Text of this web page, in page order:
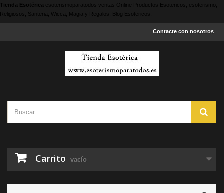
Tienda Esotérica esoterismoparatodos ventas Online Productos Esotericos, esoterismo,
Religiosos, Santeria, Wicca, Magia y Regalos, Blog Esotericos.
Contacte con nosotros
Carrito vacío